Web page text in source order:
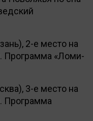
2-е место на
Программа «Ломи-
3-е место на
Программа